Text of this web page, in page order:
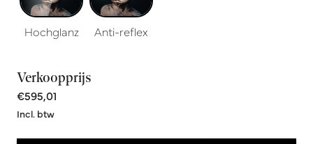
Hochglanz Anti-reflex
Verkoopprijs
€595,01
Incl. btw